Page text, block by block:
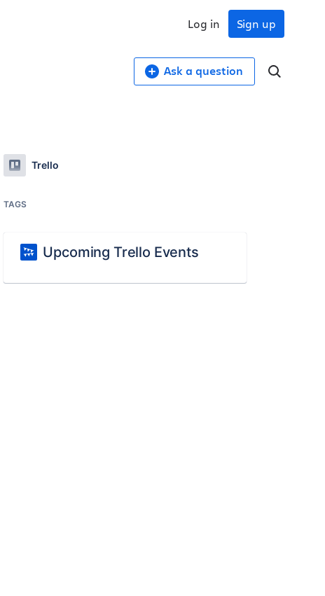
Sign up
Log in
Ask a question
Trello
TAGS
Upcoming Trello Events